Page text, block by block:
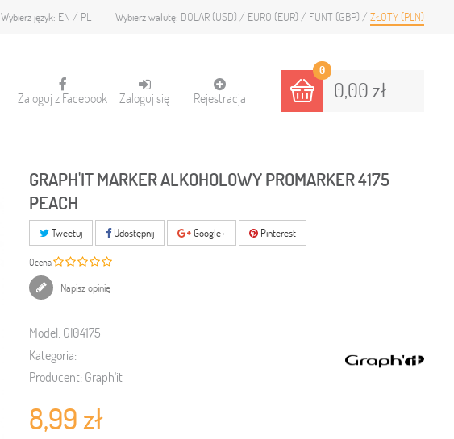
Wybierz walutę: DOLAR (USD) EURO (EUR) FUNT (GBP) ZŁOTY (PLN)
Wybierz język: EN PL
0
0,00 zł
Zaloguj się Rejestracja
Zaloguj z Facebook
GRAPH'IT MARKER ALKOHOLOWY PROMARKER 4175
PEACH
Tweetuj Udostępnij Google+ Pinterest
Ocena
Napisz opinię
Model: GI04175
Kategoria:
Producent: Graph'it
8,99 zł